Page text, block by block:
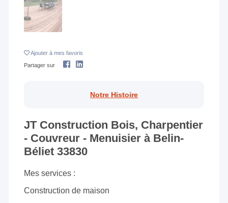
Ajouter à mes favoris
Partager sur
Notre Histoire
JT Construction Bois, Charpentier
- Couvreur - Menuisier à Belin-
Béliet 33830
Mes services :
Construction de maison